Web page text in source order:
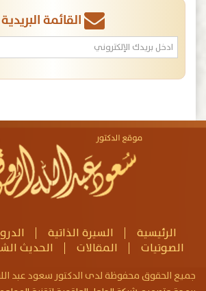
القائمة البريدية
الرئيسية السيرة الذاتية
الصوتيات
المقالات الحديث
جميع الحقوق محفوظة لدى الدكتور سعود عبد الله